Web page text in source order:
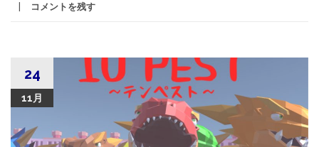
コメントを残す
24
11月